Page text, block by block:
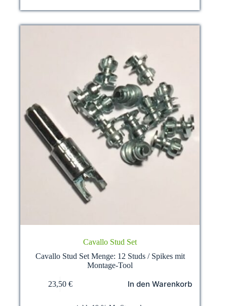
Cavallo Stud Set
Cavallo Stud Set Menge: 12 Studs / Spikes mit
Montage-Tool
23,50 € In den Warenkorb